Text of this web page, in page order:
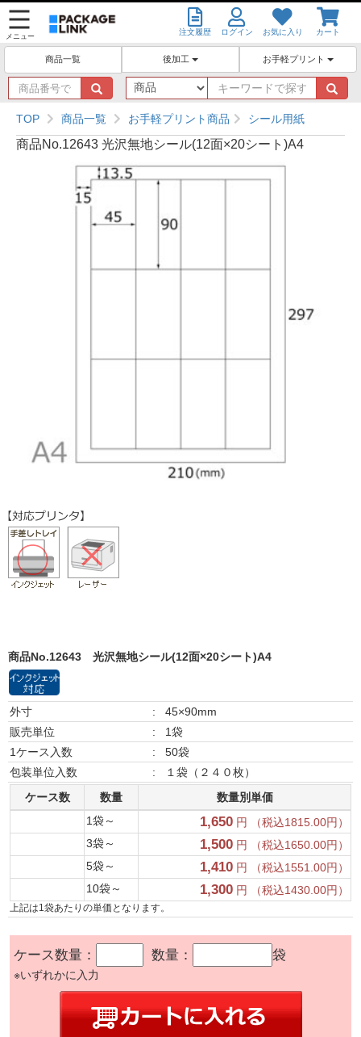
メニュー 注文履歴 ログイン お気に入り カート
商品一覧 後加工 お手軽プリント
商
品
番
号
で
キ
ー
ワ
ー
ド
で
探
TOP 商品一覧 お手軽プリント商品 シール用紙
商品No.12643 光沢無地シール(12面×20シート)A4
商品No.12643 光沢無地シール(12面×20シート)A4
外寸 :
45×90mm
販売単位
:
1袋
1ケース入数
:
50袋
包装単位入数
:
１袋（２４０枚）
ケース数
数量
数量別単価
1袋～
1,650 円 （税込1815.00円）
3袋～
1,500 円 （税込1650.00円）
5袋～
1,410 円 （税込1551.00円）
10袋～
1,300 円 （税込1430.00円）
上記は1袋あたりの単価となります。
ケース数量： 数量： 袋
※いずれかに入力